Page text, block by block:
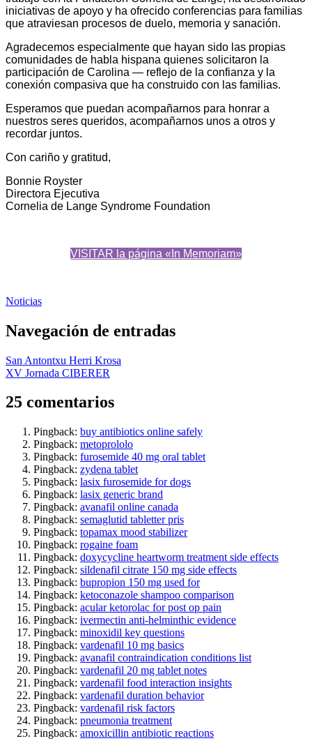
iniciativas de apoyo y ha ofrecido conferencias para familias
que atraviesan procesos de duelo, memoria y sanación.
Agradecemos especialmente que hayan sido las propias
comunidades de habla hispana quienes solicitaron la
participación de Carolina — reflejo de la confianza y la
conexión compasiva que ha construido con las familias.
Esperamos que puedan acompañarnos para honrar a
nuestros seres queridos, acompañarnos unos a otros y
recordar juntos.
Con cariño y gratitud,
Bonnie Royster
Directora Ejecutiva
Cornelia de Lange Syndrome Foundation
VISITAR la página «In Memoriam»
Noticias
Navegación de entradas
San Antontxu Herri Krosa
XV Jornada CIBERER
25 comentarios
Pingback: buy antibiotics online safely
Pingback: metoprololo
Pingback: furosemide 40 mg oral tablet
Pingback: zydena tablet
Pingback: lasix furosemide for dogs
Pingback: lasix generic brand
Pingback: avanafil online canada
Pingback: semaglutid tabletter pris
Pingback: topamax mood stabilizer
Pingback: rogaine foam
Pingback: doxycycline heartworm treatment side effects
Pingback: sildenafil citrate 150 mg side effects
Pingback: bupropion 150 mg used for
Pingback: ketoconazole shampoo comparison
Pingback: acular ketorolac for post op pain
Pingback: ivermectin anti‑helminthic evidence
Pingback: minoxidil key questions
Pingback: vardenafil 10 mg basics
Pingback: avanafil contraindication conditions list
Pingback: vardenafil 20 mg tablet notes
Pingback: vardenafil food interaction insights
Pingback: vardenafil duration behavior
Pingback: vardenafil risk factors
Pingback: pneumonia treatment
Pingback: amoxicillin antibiotic reactions